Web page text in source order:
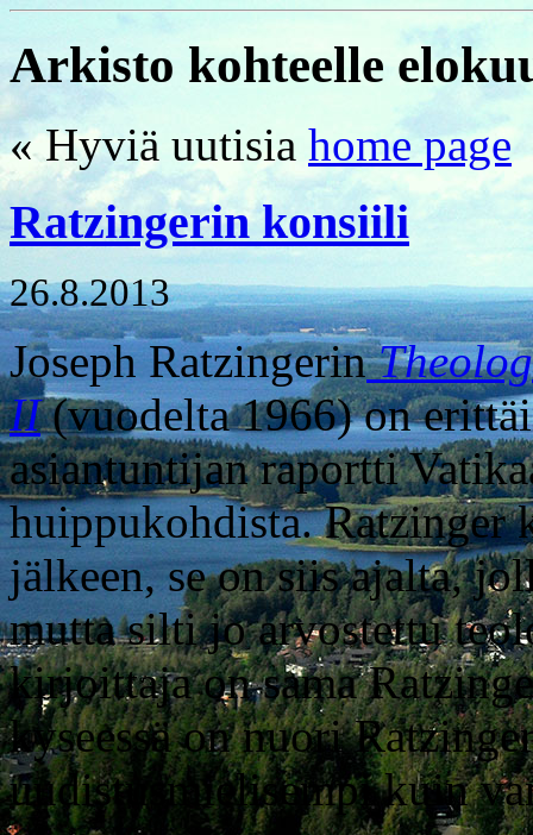
Arkisto kohteelle
« Hyviä uutisia home page
Ratzingerin konsiili
26.8.2013
Joseph Ratzingerin
II(vuodelta 1966) on
asiantuntijan raportti
huippukohdista.
jälkeen, se on siis ajalta,
mutta silti jo arvostettu
kirjoittaja on sama
kyseessä on nuori
uudistusmielisempi kuin